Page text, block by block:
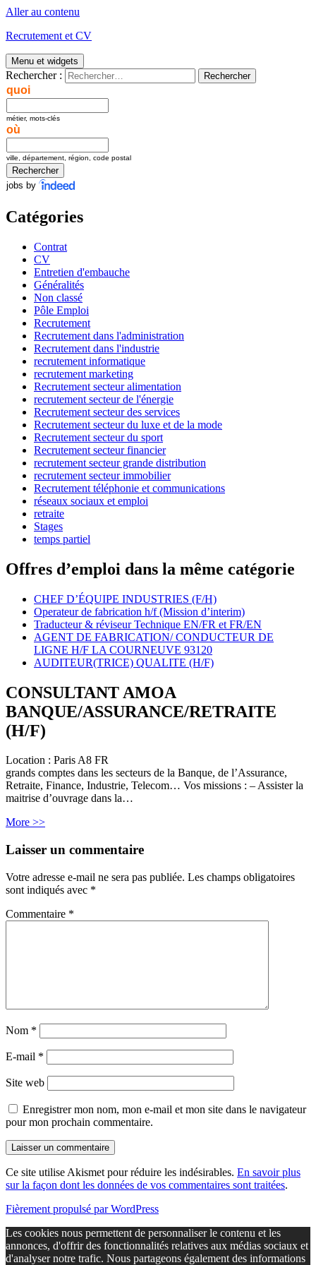
Aller au contenu
Recrutement et CV
Menu et widgets
Rechercher :
quoi
métier, mots-clés
où
ville, département, région, code postal
jobs by
Catégories
Contrat
CV
Entretien d'embauche
Généralités
Non classé
Pôle Emploi
Recrutement
Recrutement dans l'administration
Recrutement dans l'industrie
recrutement informatique
recrutement marketing
Recrutement secteur alimentation
recrutement secteur de l'énergie
Recrutement secteur des services
Recrutement secteur du luxe et de la mode
Recrutement secteur du sport
Recrutement secteur financier
recrutement secteur grande distribution
recrutement secteur immobilier
Recrutement téléphonie et communications
réseaux sociaux et emploi
retraite
Stages
temps partiel
Offres d’emploi dans la même catégorie
CHEF D’ÉQUIPE INDUSTRIES (F/H)
Operateur de fabrication h/f (Mission d’interim)
Traducteur & réviseur Technique EN/FR et FR/EN
AGENT DE FABRICATION/ CONDUCTEUR DE
LIGNE H/F LA COURNEUVE 93120
AUDITEUR(TRICE) QUALITE (H/F)
CONSULTANT AMOA
BANQUE/ASSURANCE/RETRAITE
(H/F)
Location : ParisA8 FR
grands comptes dans les secteurs de la Banque, de l’Assurance,
Retraite, Finance, Industrie, Telecom… Vos missions : – Assister la
maitrise d’ouvrage dans la…
More >>
Laisser un commentaire
Votre adresse e-mail ne sera pas publiée. Les champs obligatoires
sont indiqués avec *
Commentaire *
Nom *
E-mail *
Site web
Enregistrer mon nom, mon e-mail et mon site dans le navigateur
pour mon prochain commentaire.
Ce site utilise Akismet pour réduire les indésirables. En savoir plus
sur la façon dont les données de vos commentaires sont traitées.
Fièrement propulsé par WordPress
Les cookies nous permettent de personnaliser le contenu et les
annonces, d'offrir des fonctionnalités relatives aux médias sociaux et
d'analyser notre trafic. Nous partageons également des informations